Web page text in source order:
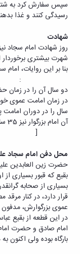
سپس سفارش کرد به
رسیدگی کنند و غذا
شهادت
شهرت بیشتری
:
دو سال آن را در زمان
در زمان امامت عموی
سال را در دوران
[
محل دفن امام سجاد
حضرت زین العابدین
بقیع که قبور بسیاری از
بسیاری از صحابه
قرار دارد، در کنار
عموی بزرگوارش، مدفون
در این قطعه از بقیع
امام صادق و حضرت
بارگاه بوده ولی